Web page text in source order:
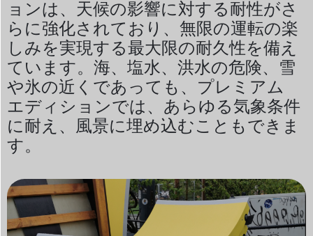
ョンは、天候の影響に対する耐性がさ
らに強化されており、無限の運転の楽
しみを実現する最大限の耐久性を備え
ています。海、塩水、洪水の危険、雪
や氷の近くであっても、プレミアム
エディションでは、 あらゆる気象条件
に耐え、風景に埋め込むこともできま
す。